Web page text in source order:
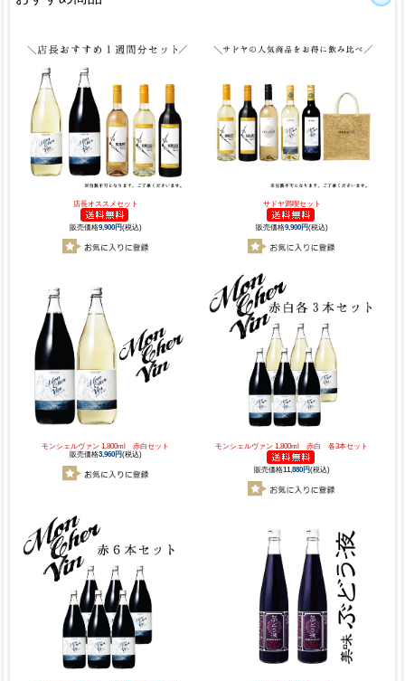
店長オススメセット
販売価格9,900円(税込)
サドヤ満喫セット
販売価格9,900円(税込)
モンシェルヴァン 1,800ml 赤白セット
販売価格3,960円(税込)
モンシェルヴァン 1,800ml 赤白 各3本セット
販売価格11,880円(税込)